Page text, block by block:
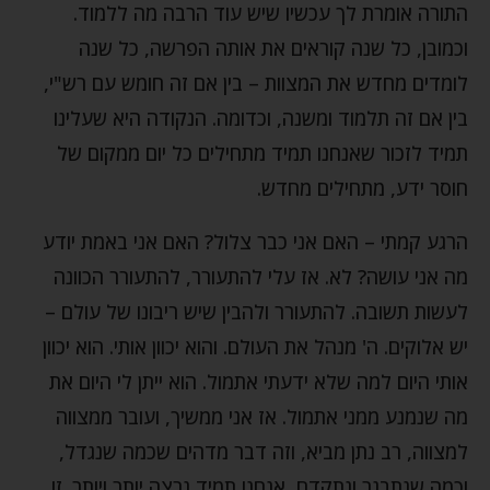
התורה אומרת לך עכשיו שיש עוד הרבה מה ללמוד.
וכמובן, כל שנה קוראים את אותה הפרשה, כל שנה
לומדים מחדש את המצוות – בין אם זה חומש עם רש"י,
בין אם זה תלמוד ומשנה, וכדומה. הנקודה היא שעלינו
תמיד לזכור שאנחנו תמיד מתחילים כל יום ממקום של
חוסר ידע, מתחילים מחדש.
הרגע קמתי – האם אני כבר צלול? האם אני באמת יודע
מה אני עושה? לא. אז עלי להתעורר, להתעורר הכוונה
לעשות תשובה. להתעורר ולהבין שיש ריבונו של עולם –
יש אלוקים. ה' מנהל את העולם. והוא יכוון אותי. הוא יכוון
אותי היום למה שלא ידעתי אתמול. הוא ייתן לי היום את
מה שנמנע ממני אתמול. אז אני ממשיך, ועובר ממצווה
למצווה, רב נתן מביא, וזה דבר מדהים שכמה שנגדל,